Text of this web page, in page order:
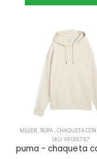
MUJER, ROPA,CHAQUETA
SKU: 691857 87